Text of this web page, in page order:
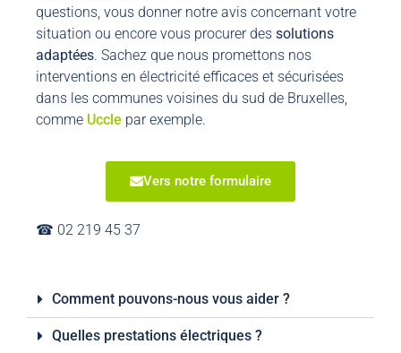
questions, vous donner notre avis concernant votre
situation ou encore vous procurer des solutions
adaptées. Sachez que nous promettons nos
interventions en électricité efficaces et sécurisées
dans les communes voisines du sud de Bruxelles,
comme Uccle par exemple.
Vers notre formulaire
☎︎ 02 219 45 37
Comment pouvons-nous vous aider ?
Quelles prestations électriques ?